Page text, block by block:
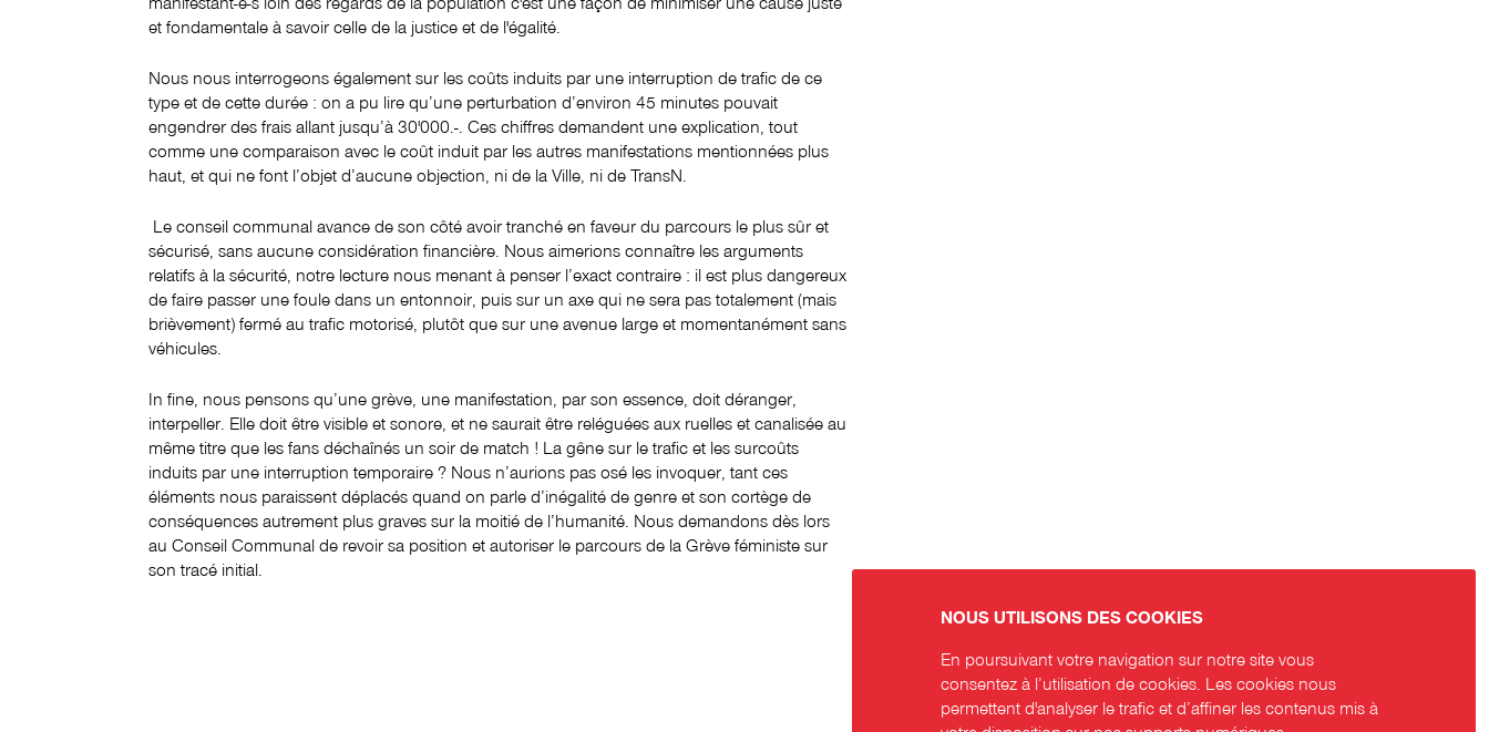
et fondamentale à savoir celle de la justice et de l'égalité.
Nous nous interrogeons également sur les coûts induits par une interruption de trafic de ce
type et de cette durée : on a pu lire qu’une perturbation d’environ 45 minutes pouvait
engendrer des frais allant jusqu’à 30'000.-. Ces chiffres demandent une explication, tout
comme une comparaison avec le coût induit par les autres manifestations mentionnées plus
haut, et qui ne font l’objet d’aucune objection, ni de la Ville, ni de TransN.
Le conseil communal avance de son côté avoir tranché en faveur du parcours le plus sûr et
sécurisé, sans aucune considération financière. Nous aimerions connaître les arguments
relatifs à la sécurité, notre lecture nous menant à penser l’exact contraire : il est plus dangereux
de faire passer une foule dans un entonnoir, puis sur un axe qui ne sera pas totalement (mais
brièvement) fermé au trafic motorisé, plutôt que sur une avenue large et momentanément sans
véhicules.
In fine, nous pensons qu’une grève, une manifestation, par son essence, doit déranger,
interpeller. Elle doit être visible et sonore, et ne saurait être reléguées aux ruelles et canalisée au
même titre que les fans déchaînés un soir de match ! La gêne sur le trafic et les surcoûts
induits par une interruption temporaire ? Nous n’aurions pas osé les invoquer, tant ces
éléments nous paraissent déplacés quand on parle d’inégalité de genre et son cortège de
conséquences autrement plus graves sur la moitié de l’humanité. Nous demandons dès lors
au Conseil Communal de revoir sa position et autoriser le parcours de la Grève féministe sur
son tracé initial.
NOUS UTILISONS DES COOKIES
En poursuivant votre navigation sur notre site vous
consentez à l’utilisation de cookies. Les cookies nous
permettent d'analyser le trafic et d’affiner les contenus mis à